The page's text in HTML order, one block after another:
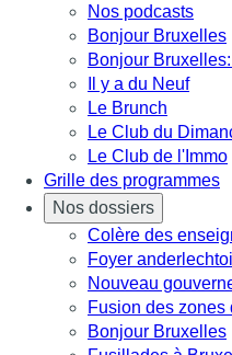
Nos podcasts
Bonjour Bruxelles
Bonjour
Il y a du Neuf
Le Brunch
Le Club du
Le Club de l'Immo
Grille des programmes
Nos dossiers
Colère des
Foyer
Nouveau
Fusion des zones
Bonjour Bruxelles